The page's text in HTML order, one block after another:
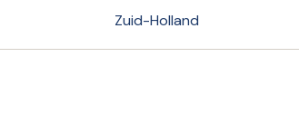
Zuid-Holland